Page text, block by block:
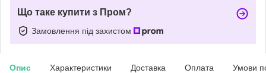
Що таке купити з Пром?
Замовлення під захистом
Опис Характеристики Доставка Оплата Умови